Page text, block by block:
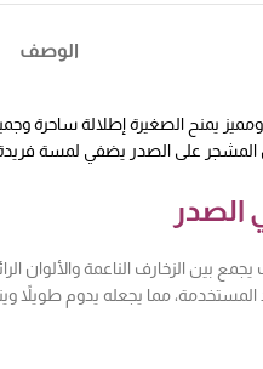
الوصف
يمنح الصغيرة إطلالة ساحرة
المشجر على الصدر يضفي لمسة
الصدر
بين الزخارف الناعمة والألوان
المستخدمة، مما يجعله يدوم طويلاً